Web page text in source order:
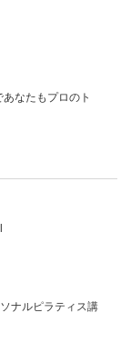
なたもプロのト
ナルピラティス講